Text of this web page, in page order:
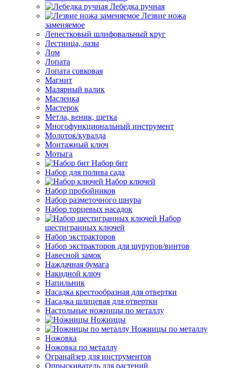
Лебедка ручная
Лезвие ножа
заменяемое
Лепестковый шлифовальный круг
Лестница, лазы
Лом
Лопата
Лопата совковая
Магнит
Малярный валик
Масленка
Мастерок
Метла, веник, щетка
Многофункциональный инструмент
Молоток/кувалда
Монтажный ключ
Мотыга
Набор бит
Набор для полива сада
Набор ключей
Набор пробойников
Набор разметочного шнура
Набор торцевых насадок
Набор
шестигранных ключей
Набор экстракторов
Набор экстракторов для шурупов/винтов
Навесной замок
Наждачная бумага
Накидной ключ
Напильник
Насадка крестообразная для отвертки
Насадка шлицевая для отвертки
Настольные ножницы по металлу
Ножницы
Ножницы по металлу
Ножовка
Ножовка по металлу
Огранайзер для инструментов
Опрыскиватель для растений